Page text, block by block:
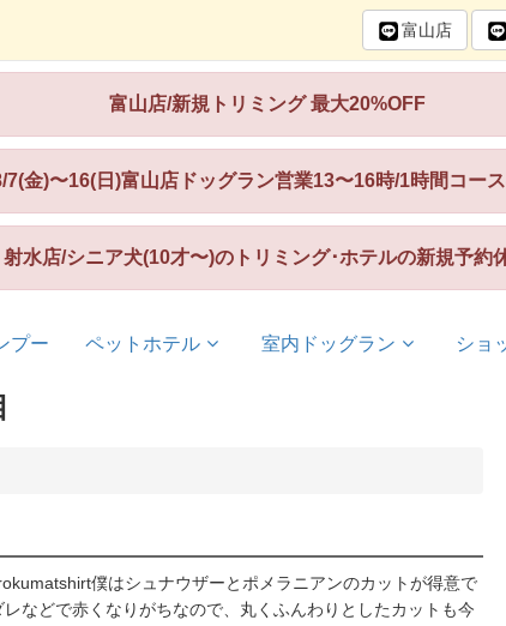
富山店
富山店/新規トリミング 最大20%OFF
7(金)〜16(日)富山店ドッグラン営業13〜16時/1時間コー
射水店/シニア犬(10才〜)のトリミング･ホテルの新規予約
プー ペットホテル 室内ドッグラン ショ
僕はシュナウザーとポメラニアンのカットが得意で
などで赤くなりがちなので、丸くふんわりとしたカットも今